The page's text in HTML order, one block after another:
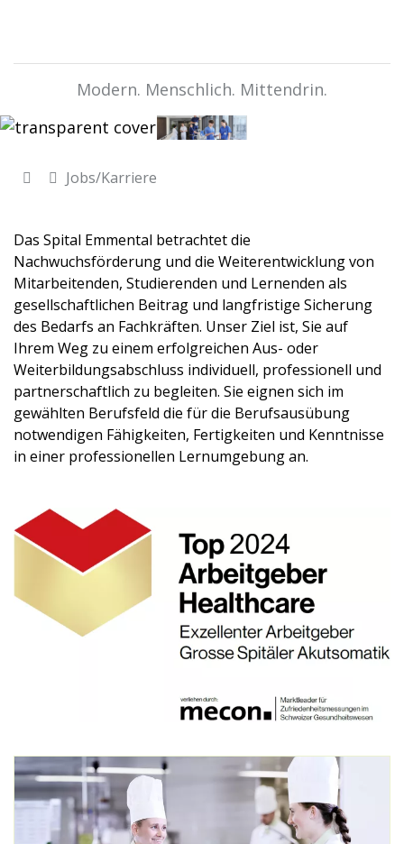
Modern. Menschlich. Mittendrin.
Jobs/Karriere
Das Spital Emmental betrachtet die
Nachwuchsförderung und die Weiterentwicklung von
Mitarbeitenden, Studierenden und Lernenden als
gesellschaftlichen Beitrag und langfristige Sicherung
des Bedarfs an Fachkräften. Unser Ziel ist, Sie auf
Ihrem Weg zu einem erfolgreichen Aus- oder
Weiterbildungsabschluss individuell, professionell und
partnerschaftlich zu begleiten. Sie eignen sich im
gewählten Berufsfeld die für die Berufsausübung
notwendigen Fähigkeiten, Fertigkeiten und Kenntnisse
in einer professionellen Lernumgebung an.